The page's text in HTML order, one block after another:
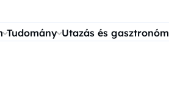
Tudomány Utazás és